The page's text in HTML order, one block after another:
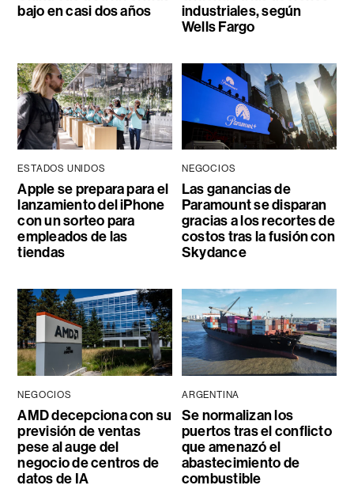
bajo en casi dos años
industriales, según
Wells Fargo
ESTADOS UNIDOS
Apple se prepara para el
lanzamiento del iPhone
con un sorteo para
empleados de las
tiendas
NEGOCIOS
Las ganancias de
Paramount se disparan
gracias a los recortes de
costos tras la fusión con
Skydance
NEGOCIOS
AMD decepciona con su
previsión de ventas
pese al auge del
negocio de centros de
datos de IA
ARGENTINA
Se normalizan los
puertos tras el conflicto
que amenazó el
abastecimiento de
combustible